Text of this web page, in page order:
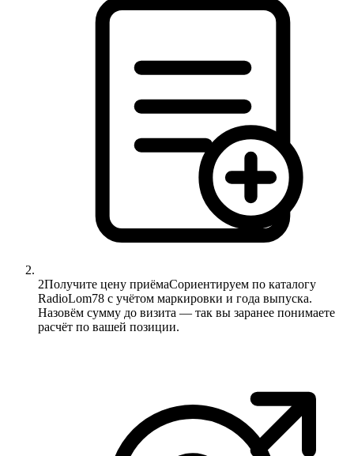
2Получите цену приёмаСориентируем по каталогу
RadioLom78 с учётом маркировки и года выпуска.
Назовём сумму до визита — так вы заранее понимаете
расчёт по вашей позиции.